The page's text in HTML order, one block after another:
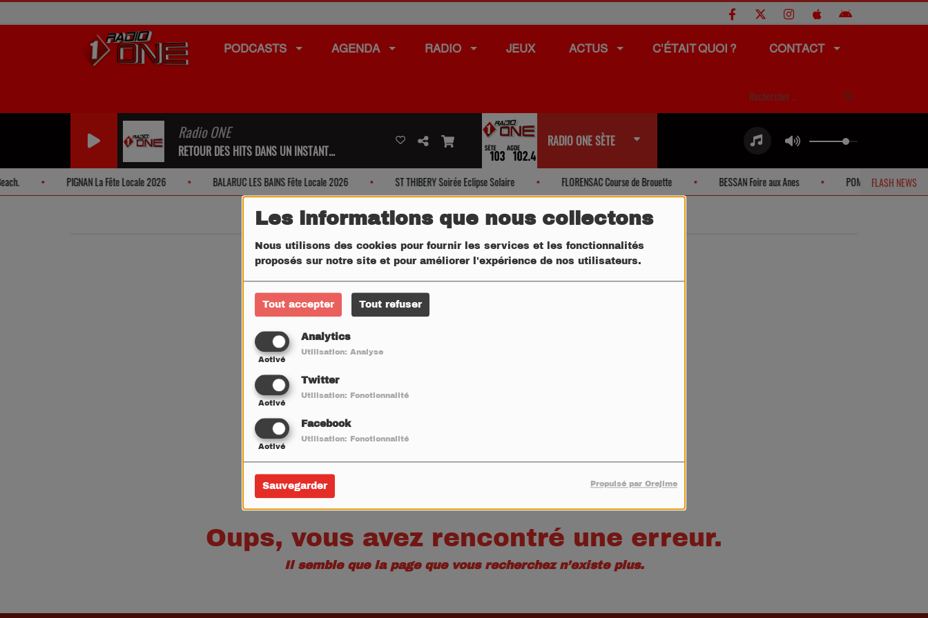
Les informations que nous collectons
Nous utilisons des cookies pour fournir les services et les fonctionnalités
proposés sur notre site et pour améliorer l'expérience de nos utilisateurs.
Tout accepter Tout refuser
Analytics
Activé
Utilisation: Analyse
Twitter
Activé
Utilisation: Fonctionnalité
Facebook
Activé
Utilisation: Fonctionnalité
Sauvegarder Propulsé par Orejime
PODCASTS AGENDA RADIO JEUX ACTUS C'ÉTAIT QUOI ? CONTACT
Radio ONE
RETOUR DES HITS DANS UN INSTANT...
RADIO ONE SÈTE
FLASH NEWS
PIGNAN La Fête Locale 2026 BALARUC LES BAINS Fête Locale 2026 ST THIBERY Soirée Eclipse Solaire FLORENSAC Course de Brouette BESSAN Foire aux Anes POMEROLS Vide-grenier
404
Oups, vous avez rencontré une erreur.
Il semble que la page que vous recherchez n’existe plus.